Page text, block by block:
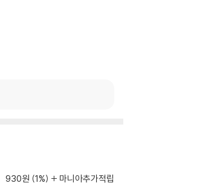
930원 (1%) 마니아추가적립